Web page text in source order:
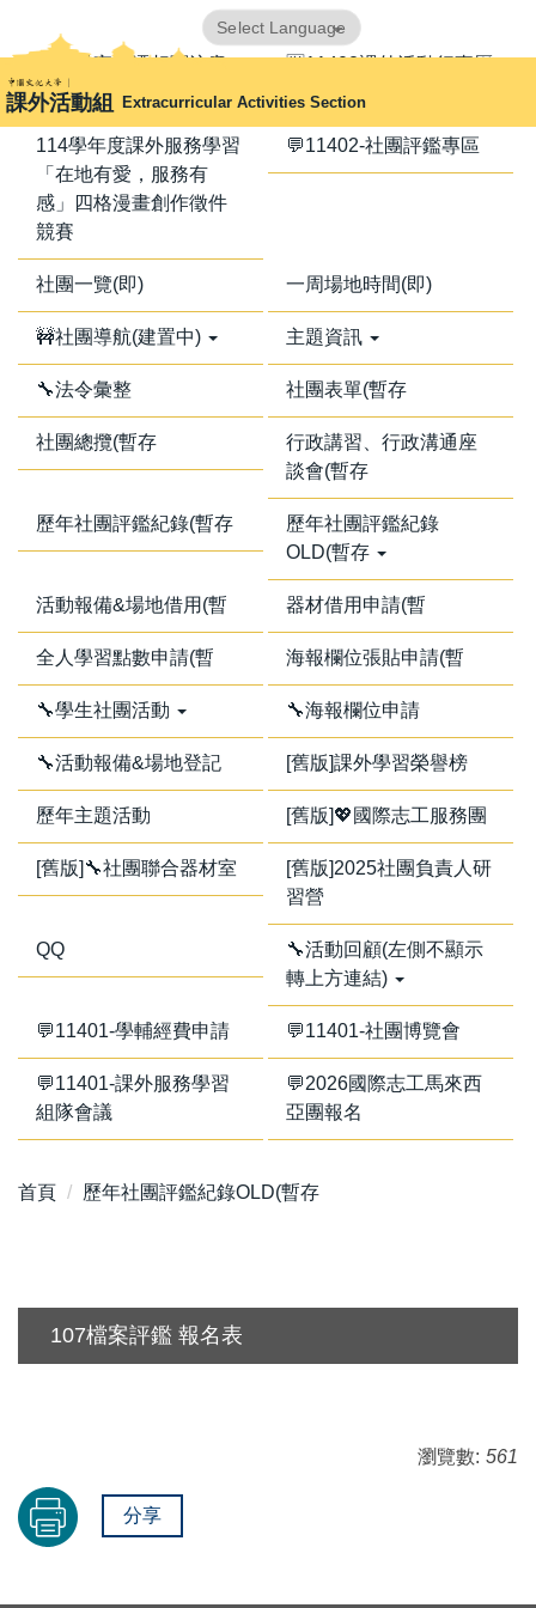
到
主
要
內
課外活動組 Extracurricular Activities Section
Translate
📢器材室搬遷相關注意
事項📢
🈺11402課外活動行事曆
114學年度課外服務學習
「在地有愛，服務有
感」四格漫畫創作徵件
競賽
💬11402-社團評鑑專區
社團一覽(即) 一周場地時間(即)
🚧社團導航(建置中) 主題資訊
🔧法令彙整 社團表單(暫存
社團總攬(暫存
行政講習、行政溝通座
談會(暫存
歷年社團評鑑紀錄(暫存
歷年社團評鑑紀錄
OLD(暫存
活動報備&場地借用(暫 器材借用申請(暫
全人學習點數申請(暫 海報欄位張貼申請(暫
🔧學生社團活動 🔧海報欄位申請
🔧活動報備&場地登記 [舊版]課外學習榮譽榜
歷年主題活動 [舊版]💖國際志工服務團
[舊版]🔧社團聯合器材室
[舊版]2025社團負責人研
習營
QQ
🔧活動回顧(左側不顯示
轉上方連結)
💬11401-學輔經費申請 💬11401-社團博覽會
💬11401-課外服務學習
組隊會議
💬2026國際志工馬來西
亞團報名
首頁 歷年社團評鑑紀錄OLD(暫存
107檔案評鑑 報名表
瀏覽數: 561
分享